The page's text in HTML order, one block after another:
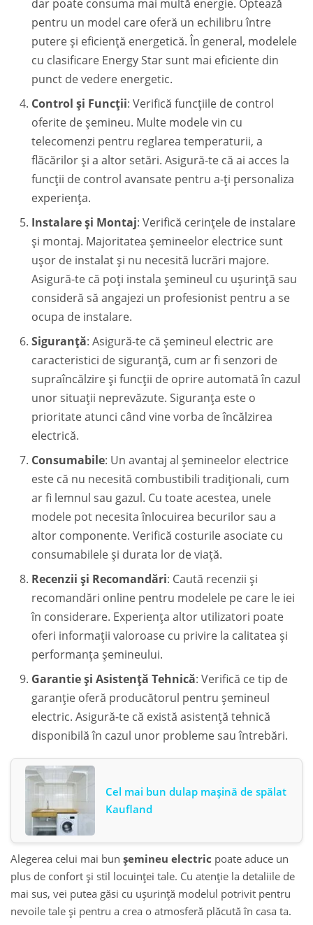
dar poate consuma mai multă energie. Optează
pentru un model care oferă un echilibru între
putere și eficiență energetică. În general, modelele
cu clasificare Energy Star sunt mai eficiente din
punct de vedere energetic.
Control și Funcții: Verifică funcțiile de control
oferite de șemineu. Multe modele vin cu
telecomenzi pentru reglarea temperaturii, a
flăcărilor și a altor setări. Asigură-te că ai acces la
funcții de control avansate pentru a-ți personaliza
experiența.
Instalare și Montaj: Verifică cerințele de instalare
și montaj. Majoritatea șemineelor electrice sunt
ușor de instalat și nu necesită lucrări majore.
Asigură-te că poți instala șemineul cu ușurință sau
consideră să angajezi un profesionist pentru a se
ocupa de instalare.
Siguranță: Asigură-te că șemineul electric are
caracteristici de siguranță, cum ar fi senzori de
supraîncălzire și funcții de oprire automată în cazul
unor situații neprevăzute. Siguranța este o
prioritate atunci când vine vorba de încălzirea
electrică.
Consumabile: Un avantaj al șemineelor electrice
este că nu necesită combustibili tradiționali, cum
ar fi lemnul sau gazul. Cu toate acestea, unele
modele pot necesita înlocuirea becurilor sau a
altor componente. Verifică costurile asociate cu
consumabilele și durata lor de viață.
Recenzii și Recomandări: Caută recenzii și
recomandări online pentru modelele pe care le iei
în considerare. Experiența altor utilizatori poate
oferi informații valoroase cu privire la calitatea și
performanța șemineului.
Garantie și Asistență Tehnică: Verifică ce tip de
garanție oferă producătorul pentru șemineul
electric. Asigură-te că există asistență tehnică
disponibilă în cazul unor probleme sau întrebări.
Cel mai bun dulap maşină de spălat
Kaufland
Alegerea celui mai bun șemineu electric poate aduce un
plus de confort și stil locuinței tale. Cu atenție la detaliile de
mai sus, vei putea găsi cu ușurință modelul potrivit pentru
nevoile tale și pentru a crea o atmosferă plăcută în casa ta.